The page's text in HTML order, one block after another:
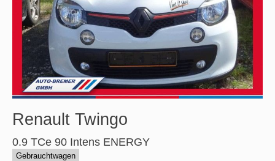
Renault Twingo
0.9 TCe 90 Intens ENERGY
Gebrauchtwagen